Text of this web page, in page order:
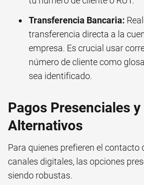
Transferencia Bancaria:
transferencia directa a la
empresa. Es crucial usar
número de cliente como
sea identificado.
Pagos Presenciales y
Alternativos
Para quienes prefieren el contacto
canales digitales, las opciones
siendo robustas.